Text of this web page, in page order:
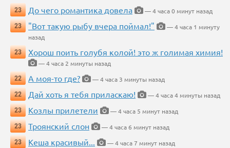
23 До чего романтика довела
— 4 часа 0 минут назад
23
"Вот такую рыбу вчера поймал!"
— 4 часа 1 минуту
назад
23
Хорош поить голубя колой! это ж голимая химия!
— 4 часа 2 минуты назад
22
А моя-то где?
— 4 часа 3 минуты назад
22
Дай хоть я тебя приласкаю!
— 4 часа 4 минуты назад
23
Козлы прилетели
— 4 часа 5 минут назад
23
Троянский слон
— 4 часа 6 минут назад
23
Кеша красивый...
— 4 часа 7 минут назад